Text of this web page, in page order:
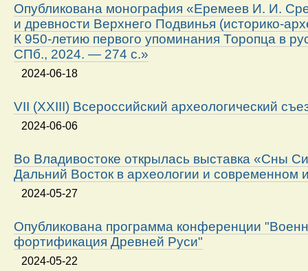
Опубликована монография «Еремеев И. И.
и древности Верхнего Подвинья (историко-
К 950-летию первого упоминания Торопца в
СПб., 2024. — 274 с.»
2024-06-18
VII (XXIII) Всероссийский археологический
2024-06-06
Во Владивостоке открылась выставка «Сны
Дальний Восток в археологии и современном
2024-05-27
Опубликована программа конференции
фортификация Древней Руси"
2024-05-22